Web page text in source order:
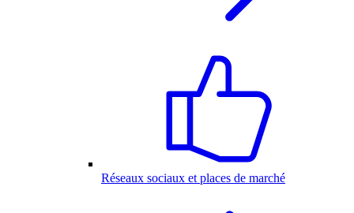
Réseaux sociaux et places de marché